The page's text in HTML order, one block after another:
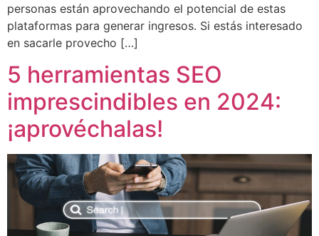
personas están aprovechando el potencial de estas
plataformas para generar ingresos. Si estás interesado
en sacarle provecho […]
5 herramientas SEO
imprescindibles en 2024:
¡aprovéchalas!